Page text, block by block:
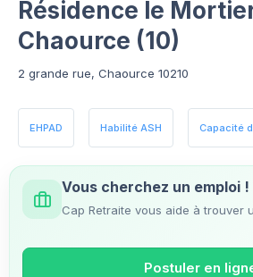
Résidence le
Chaource (10)
2 grande rue, Chaource 10210
EHPAD Habilité ASH Capacité
Vous cherchez un emploi !
Cap Retraite vous aide à trouver
Postuler en